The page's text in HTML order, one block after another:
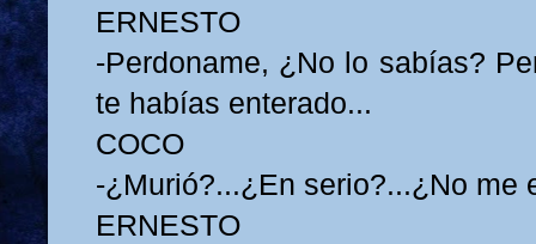
ERNESTO
-Perdoname, ¿No lo sabías?
te habías enterado...
COCO
-¿Murió?...¿En serio?...¿No me
ERNESTO